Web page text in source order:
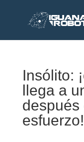
Insólito:
llega a
después
esfuerzo!